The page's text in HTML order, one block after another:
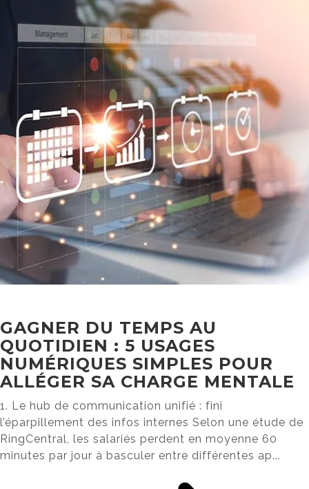
GAGNER DU TEMPS AU
QUOTIDIEN : 5 USAGES
NUMÉRIQUES SIMPLES POUR
ALLÉGER SA CHARGE MENTALE
1. Le hub de communication unifié : fini
l’éparpillement des infos internes Selon une étude de
RingCentral, les salariés perdent en moyenne 60
minutes par jour à basculer entre différentes ap...